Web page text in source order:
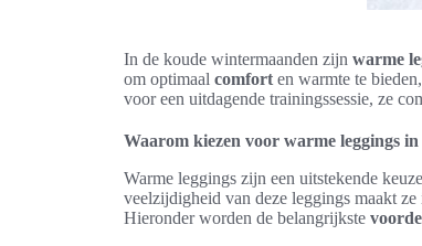
In de koude wintermaanden zijn warme
om optimaal comfort en warmte te
voor een uitdagende trainingssessie, ze
Waarom kiezen voor warme leggings
Warme leggings zijn een uitstekende
veelzijdigheid van deze leggings maakt
Hieronder worden de belangrijkste